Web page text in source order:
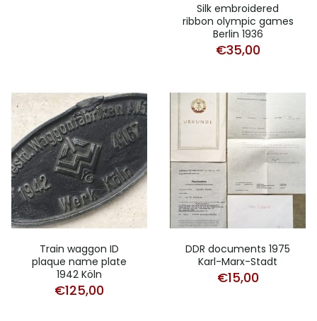
Silk embroidered
ribbon olympic games
Berlin 1936
€35,00
Train waggon ID
plaque name plate
1942 Köln
€125,00
DDR documents 1975
Karl-Marx-Stadt
€15,00